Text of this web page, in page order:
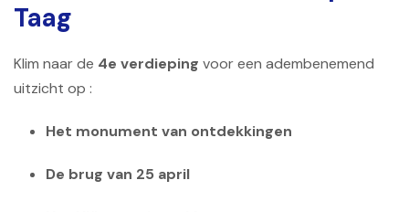
Taag
Klim naar de 4e verdieping voor een adembenemend
uitzicht op :
Het monument van ontdekkingen
De brug van 25 april